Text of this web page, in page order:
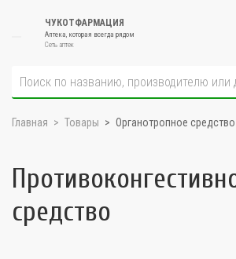
ЧУКОТФАРМАЦИЯ
Аптека, которая всегда рядом
Сеть аптек
Главная Товары Органотропное средство
средство